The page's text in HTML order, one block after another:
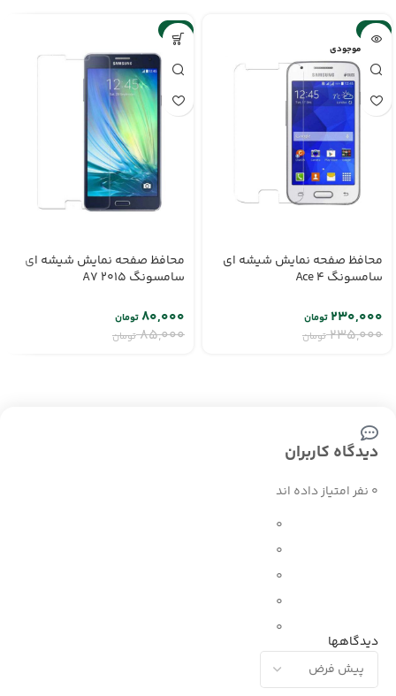
-2%
اتمام موجودی
محافظ صفحه نمایش شیشه ای
سامسونگ Ace 4
۲۳۵,۰۰۰ تومان
۲۳۰,۰۰۰تومان
-6%
محافظ صفحه نمایش شیشه ای
سامسونگ A7 2015
۸۵,۰۰۰ تومان
۸۰,۰۰۰تومان
دیدگاه کاربران
0 نفر امتیاز داده اند
0
0
0
0
0
دیدگاهها